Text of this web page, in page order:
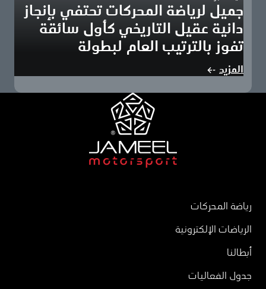
جميل لرياضة المحركات تحتفي بإنجاز
دانية عقيل التاريخي كأول سائقة
تفوز بالترتيب العام لبطولة
لرياضة المحركات، وهي جزء من عبداللطيف…
المزيد
رياضة المحركات
الرياضات الإلكترونية
أبطالنا
جدول الفعاليات